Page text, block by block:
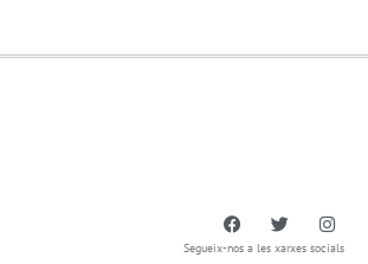
Segueix-nos a les xarxes socials